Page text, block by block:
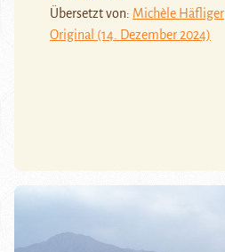
Übersetzt von: Michèle Häfliger
Original (14. Dezember 2024)